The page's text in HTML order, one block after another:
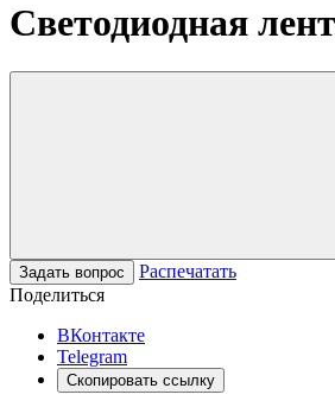
Светодиодная
Задать вопрос
Распечатать
Поделиться
ВКонтакте
Telegram
Скопировать ссылку